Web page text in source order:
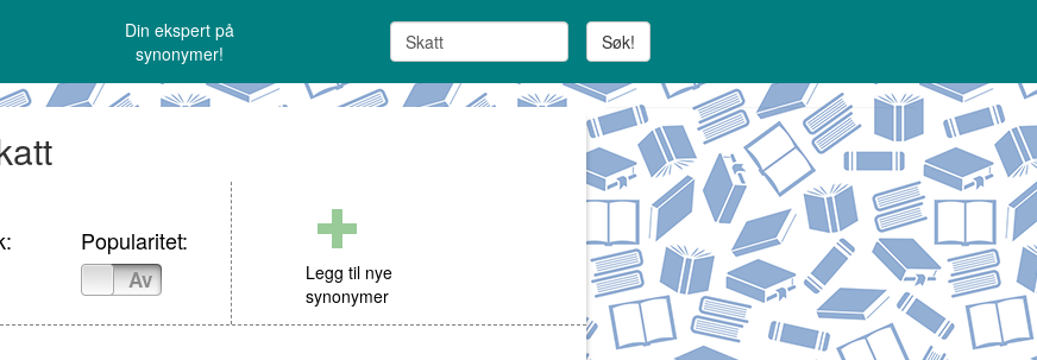
Din ekspert på
synonymer!
Søk!
Popularitet:
Av
Legg til nye
synonymer